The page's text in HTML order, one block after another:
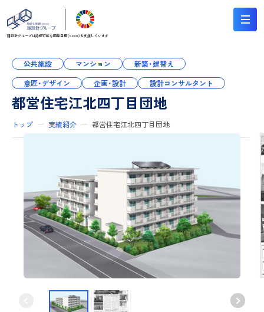
翔設計グループは持続可能な開発目標（SDGs）を支援しています
都営住宅江北四丁目団地
公共施設 マンション
新築・建替え
意匠・デザイン
企画・設計 設計コンサルタント
トップ 実績紹介 都営住宅江北四丁目団地